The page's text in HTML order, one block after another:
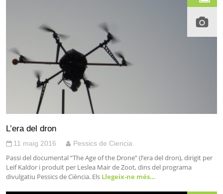
L’era del dron
11 maig 2016 Pessics de Ciencia
Passi del documental “The Age of the Drone” (l’era del dron), dirigit per
Leif Kaldor i produït per Leslea Mair de Zoot, dins del programa
divulgatiu Pessics de Ciència. Els Llegeix-ne més…